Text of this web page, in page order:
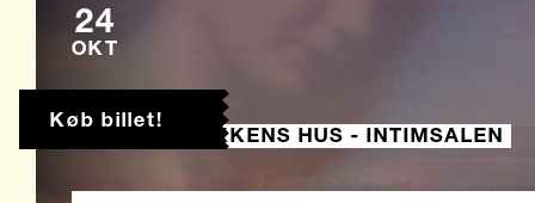
Køb billet!
24
OKT
MUSIKKENS HUS - INTIMSALEN